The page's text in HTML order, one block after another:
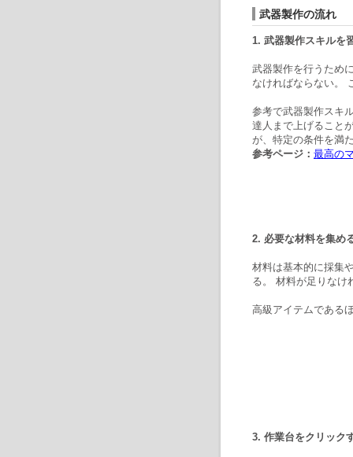
武器製作の流れ
1. 武器製作スキルを
武器製作を行うため
なければならない。
参考で武器製作スキ
達人まで上げること
が、特定の条件を満
参考ページ： 最高の
2. 必要な材料を集め
材料は基本的に採集
る。 材料が足りなけ
高級アイテムである
3. 作業台をクリック